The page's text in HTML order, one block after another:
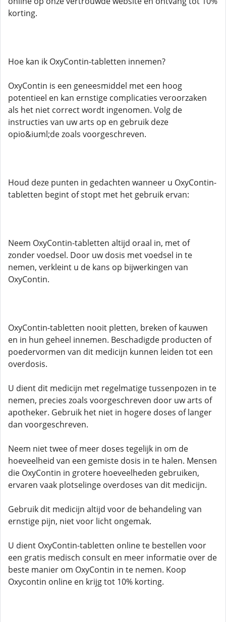
korting.
Hoe kan ik OxyContin-tabletten innemen?
OxyContin is een geneesmiddel met een hoog
potentieel en kan ernstige complicaties veroorzaken
als het niet correct wordt ingenomen. Volg de
instructies van uw arts op en gebruik deze
opio&iuml;de zoals voorgeschreven.
Houd deze punten in gedachten wanneer u OxyContin-
tabletten begint of stopt met het gebruik ervan:
Neem OxyContin-tabletten altijd oraal in, met of
zonder voedsel. Door uw dosis met voedsel in te
nemen, verkleint u de kans op bijwerkingen van
OxyContin.
OxyContin-tabletten nooit pletten, breken of kauwen
en in hun geheel innemen. Beschadigde producten of
poedervormen van dit medicijn kunnen leiden tot een
overdosis.
U dient dit medicijn met regelmatige tussenpozen in te
nemen, precies zoals voorgeschreven door uw arts of
apotheker. Gebruik het niet in hogere doses of langer
dan voorgeschreven.
Neem niet twee of meer doses tegelijk in om de
hoeveelheid van een gemiste dosis in te halen. Mensen
die OxyContin in grotere hoeveelheden gebruiken,
ervaren vaak plotselinge overdoses van dit medicijn.
Gebruik dit medicijn altijd voor de behandeling van
ernstige pijn, niet voor licht ongemak.
U dient OxyContin-tabletten online te bestellen voor
een gratis medisch consult en meer informatie over de
beste manier om OxyContin in te nemen. Koop
Oxycontin online en krijg tot 10% korting.